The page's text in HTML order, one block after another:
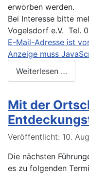
erworben werden.
Bei Interesse bitte
Vogelsdorf e.V. Tel.
E-Mail-Adresse ist
Anzeige muss
Weiterlesen …
Mit der
Veröffentlicht: 10.
Die nächsten
es zu folgenden